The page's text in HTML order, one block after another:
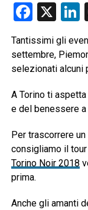
X
Tantissimi gli
settembre,
selezionati alcuni
A Torino ti
e del benessere a
Per trascorrere
consigliamo il
Torino Noir 2018
prima.
Anche gli amanti